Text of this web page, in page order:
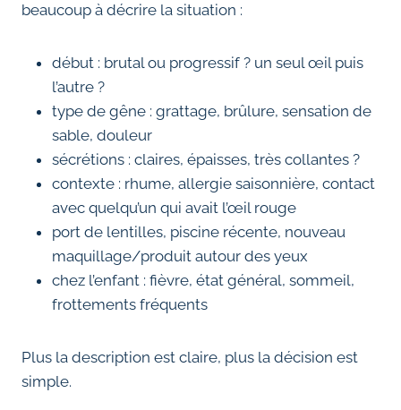
beaucoup à décrire la situation :
début : brutal ou progressif ? un seul œil puis
l’autre ?
type de gêne : grattage, brûlure, sensation de
sable, douleur
sécrétions : claires, épaisses, très collantes ?
contexte : rhume, allergie saisonnière, contact
avec quelqu’un qui avait l’œil rouge
port de lentilles, piscine récente, nouveau
maquillage/produit autour des yeux
chez l’enfant : fièvre, état général, sommeil,
frottements fréquents
Plus la description est claire, plus la décision est
simple.